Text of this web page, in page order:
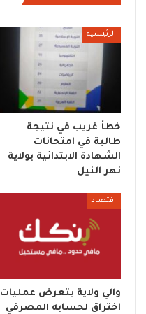
الرئيسية
خطأ غريب في نتيجة
طالبة في امتحانات
الشهادة الابتدائية بولاية
نهر النيل
اقتصاد
والي ولاية يتعرض عمليات
اختراق لحسابه المصرفي